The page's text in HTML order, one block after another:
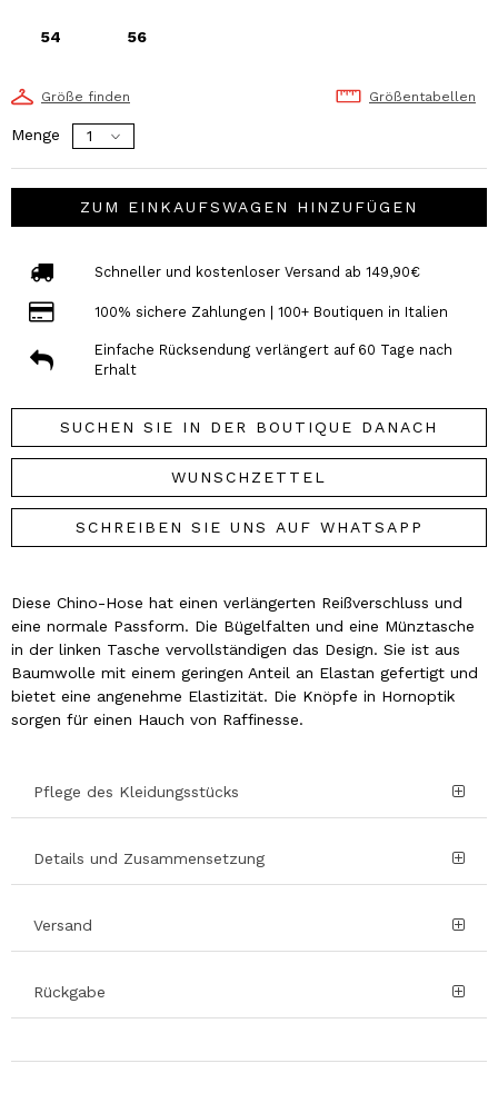
54 56
Größe finden Größentabellen
Menge
ZUM EINKAUFSWAGEN HINZUFÜGEN
Schneller und kostenloser Versand ab 149,90€
100% sichere Zahlungen | 100+ Boutiquen in Italien
Einfache Rücksendung verlängert auf 60 Tage nach
Erhalt
SUCHEN SIE IN DER BOUTIQUE DANACH
WUNSCHZETTEL
SCHREIBEN SIE UNS AUF WHATSAPP
Diese Chino-Hose hat einen verlängerten Reißverschluss und
eine normale Passform. Die Bügelfalten und eine Münztasche
in der linken Tasche vervollständigen das Design. Sie ist aus
Baumwolle mit einem geringen Anteil an Elastan gefertigt und
bietet eine angenehme Elastizität. Die Knöpfe in Hornoptik
sorgen für einen Hauch von Raffinesse.
Pflege des Kleidungsstücks
Details und Zusammensetzung
Versand
Rückgabe